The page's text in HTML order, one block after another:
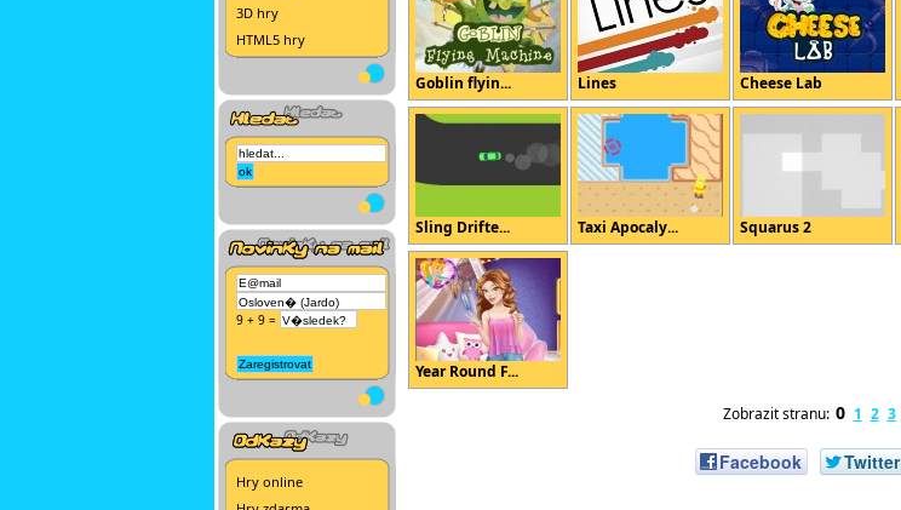
3D hry
HTML5 hry
9 + 9 =
Hry online
Goblin flyin... Lines Cheese Lab
Sling Drifte... Taxi Apocaly... Squarus 2
Year Round F...
Zobrazit stranu: 0 1 2 3
Facebook Twitter